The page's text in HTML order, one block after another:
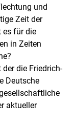
und
Zeit der
es für die
in Zeiten
die Friedrich-
Deutsche
aktueller